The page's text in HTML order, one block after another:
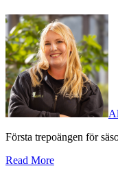
Första trepoängen för
Read More